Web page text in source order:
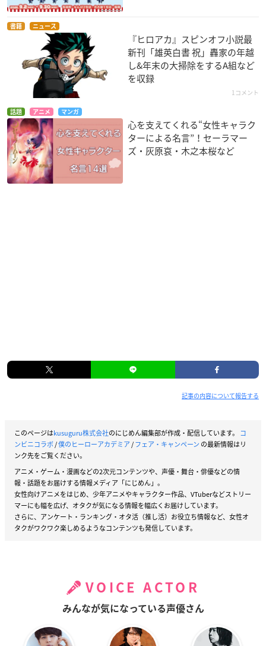
書籍 ニュース
『ヒロアカ』スピンオフ小説最
新刊「雄英白書 祝」轟家の年越
し&年末の大掃除をするA組など
を収録
1コメント
話題 アニメ マンガ
心を支えてくれる“女性キャラク
ターによる名言”！セーラマー
ズ・灰原哀・木之本桜など
記事の内容について報告する
このページはkusuguru株式会社のにじめん編集部が作成・配信しています。 コ
ンビニコラボ/僕のヒーローアカデミア/フェア・キャンペーン の最新情報はリ
ンク先をご覧ください。
アニメ・ゲーム・漫画などの2次元コンテンツや、声優・舞台・俳優などの情
報・話題をお届けする情報メディア「にじめん」。
女性向けアニメをはじめ、少年アニメやキャラクター作品、VTuberなどストリー
マーにも幅を広げ、オタクが気になる情報を幅広くお届けしています。
さらに、アンケート・ランキング・オタ活（推し活）お役立ち情報など、女性オ
タクがワクワク楽しめるようなコンテンツも発信しています。
VOICE ACTOR
みんなが気になっている声優さん